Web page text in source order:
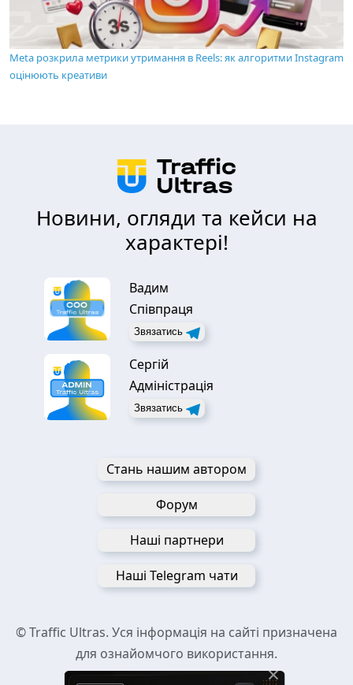
Meta розкрила метрики утримання в Reels: як алгоритми Instagram
оцінюють креативи
Новини, огляди та кейси на
характері!
Вадим
Співпраця
Звязатись
Сергій
Адміністрація
Звязатись
Стань нашим автором
Форум
Наші партнери
Наші Telegram чати
© Traffic Ultras. Уся інформація на сайті призначена
для ознайомчого використання.
×